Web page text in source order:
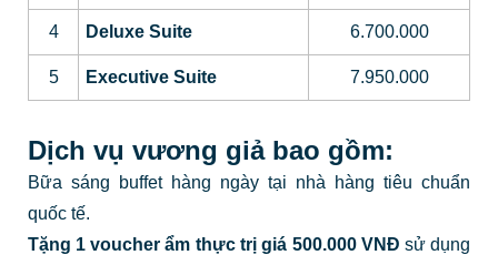
4 Deluxe Suite 6.700.000
5 Executive Suite 7.950.000
Dịch vụ vương giả bao gồm:
Bữa sáng buffet hàng ngày tại nhà hàng tiêu chuẩn
quốc tế.
Tặng 1 voucher ẩm thực trị giá 500.000 VNĐ sử dụng